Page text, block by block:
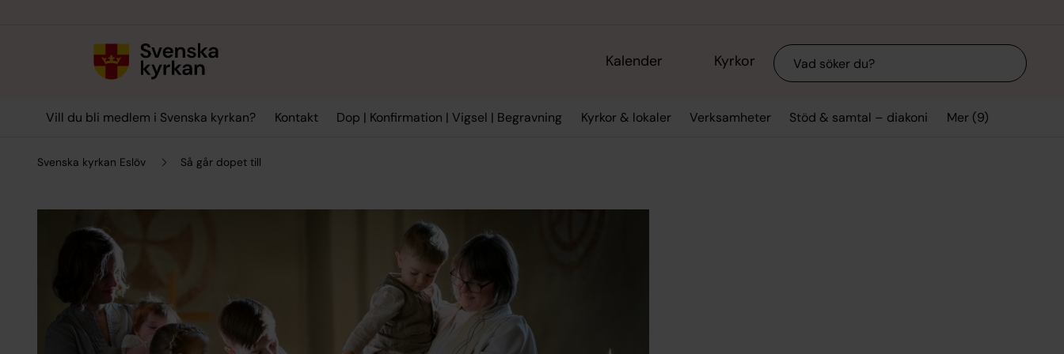
Kalender Kyrkor Sök
Vill du bli medlem i Svenska kyrkan? Kontakt Dop | Konfirmation | Vigsel | Begravning Kyrkor & lokaler Verksamheter Stöd & samtal – diakoni Mer (9)
Svenska kyrkan Eslöv Så går dopet till